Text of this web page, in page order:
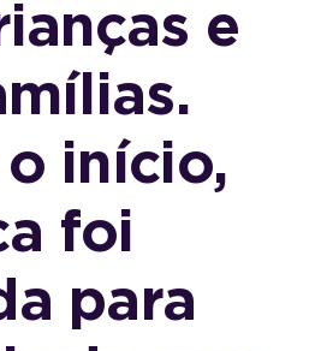
e
início,
foi
para